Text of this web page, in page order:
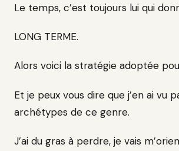
Le temps, c’est toujours lui qui
LONG TERME.
Alors voici la stratégie adoptée
Et je peux vous dire que j’en ai vu
archétypes de ce genre.
J’ai du gras à perdre, je vais